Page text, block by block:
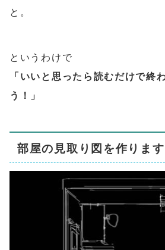
と。
というわけで
「いいと思ったら読むだけで終
う！」
部屋の見取り図を作ります